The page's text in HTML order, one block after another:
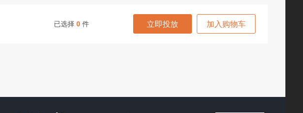
已选择 0 件 立即投放 加入购物车